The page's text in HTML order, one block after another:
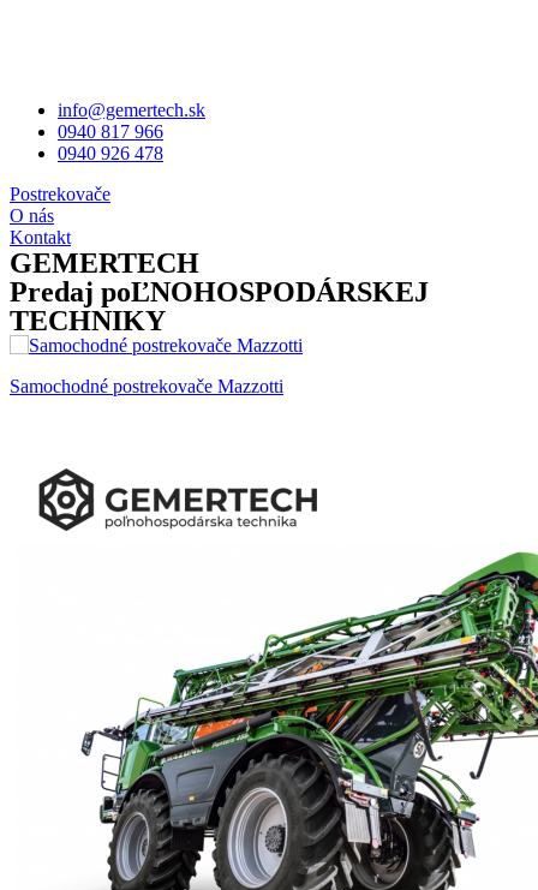
info@gemertech.sk
0940 817 966
0940 926 478
Postrekovače
O nás
Kontakt
GEMERTECH
Predaj poĽNOHOSPODÁRSKEJ
TECHNIKY
Samochodné postrekovače Mazzotti